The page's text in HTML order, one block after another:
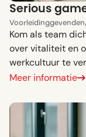
Serious
Voorleidinggevenden
Kom als team
over vitaliteit en
werkcultuur te
Meer informatie